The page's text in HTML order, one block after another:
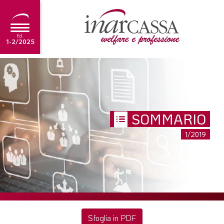
Ed.
1-2/2025
NEWS
EDITORIALE
TUTORIAL
SCADENZARIO
ARCHIVIO
Ultima edizione
1-2/2025
SOMMARIO
1/2019
Sfoglia in PDF